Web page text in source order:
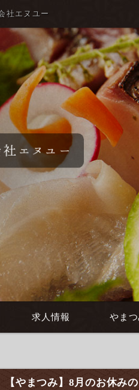
社エヌユー
求人情報 やまつ
【やまつみ】8月のお休み